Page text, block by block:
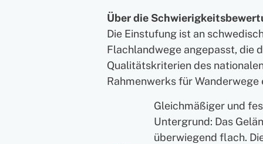
Über die
Die Einstufung ist an
Flachlandwege angepasst, die
Qualitätskriterien des
Rahmenwerks für Wanderwege
Gleichmäßiger und
Untergrund: Das
überwiegend flach.